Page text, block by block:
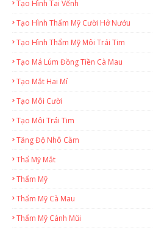
Tạo Hình Tai Vểnh
Tạo Hình Thẩm Mỹ Cười Hở Nướu
Tạo Hình Thẩm Mỹ Môi Trái Tim
Tạo Má Lúm Đồng Tiền Cà Mau
Tạo Mắt Hai Mí
Tạo Môi Cười
Tạo Môi Trái Tim
Tăng Độ Nhô Cằm
Thẩ Mỹ Mắt
Thẩm Mỹ
Thẩm Mỹ Cà Mau
Thẩm Mỹ Cánh Mũi